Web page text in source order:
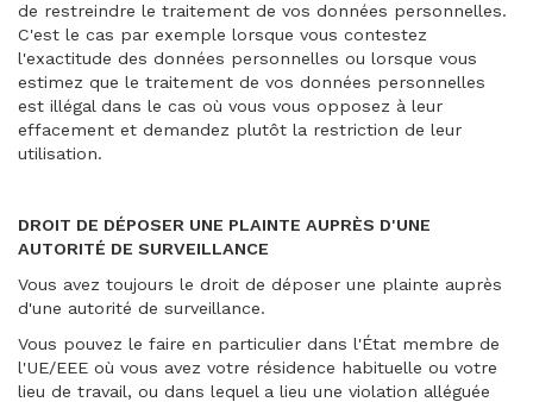
de restreindre le traitement de vos données personnelles.
C'est le cas par exemple lorsque vous contestez
l'exactitude des données personnelles ou lorsque vous
estimez que le traitement de vos données personnelles
est illégal dans le cas où vous vous opposez à leur
effacement et demandez plutôt la restriction de leur
utilisation.
DROIT DE DÉPOSER UNE PLAINTE AUPRÈS D'UNE
AUTORITÉ DE SURVEILLANCE
Vous avez toujours le droit de déposer une plainte auprès
d'une autorité de surveillance.
Vous pouvez le faire en particulier dans l'État membre de
l'UE/EEE où vous avez votre résidence habituelle ou votre
lieu de travail, ou dans lequel a lieu une violation alléguée